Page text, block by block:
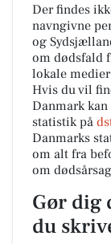
Der findes
navngivne
og
om dødsfald
lokale
Hvis du vil
Danmark
statistik på
Danmarks
om alt fra
om
Gør dig
du